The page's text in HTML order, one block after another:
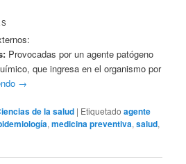
Provocadas por un agente patógeno
que ingresa en el organismo por
→
de la salud | Etiquetado agente
,medicina preventiva,salud,